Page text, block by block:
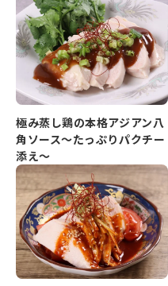
極み蒸し鶏の本格アジアン八
角ソース～たっぷりパクチー
添え～